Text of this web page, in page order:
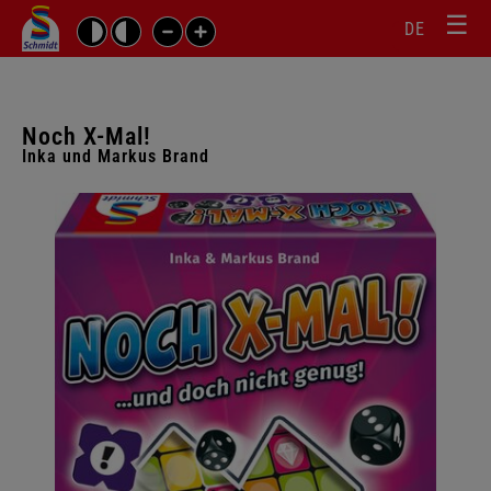
☰
DE
Suchbegriffe
Noch X-Mal!
Inka und Markus Brand
Galerie
überspringen